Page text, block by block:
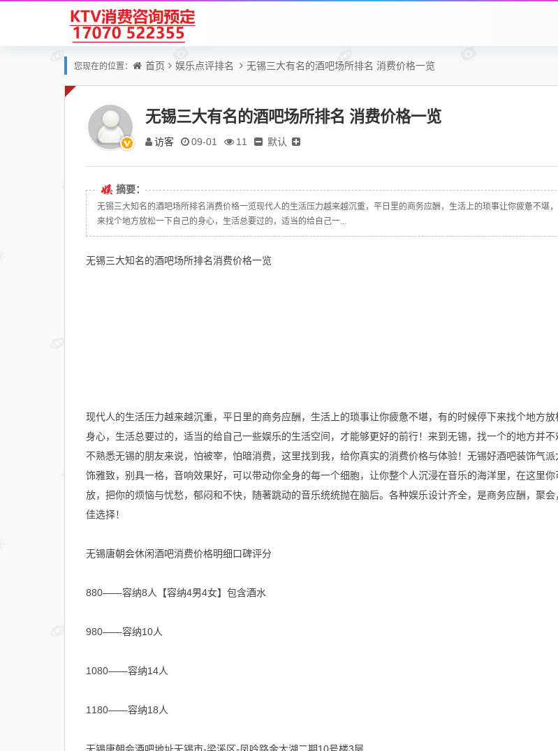
您现在的位置： 首页 娱乐点评排名 无锡三大有名的酒吧场所排名 消费价格一览
无锡三大有名的酒吧场所排名 消费价格一览
访客 09-01 11 默认
摘要：
无锡三大知名的酒吧场所排名消费价格一览现代人的生活压力越来越沉重，平日里的商务应酬，生活上的琐事让你疲惫不堪
来找个地方放松一下自己的身心，生活总要过的，适当的给自己一...
无锡三大知名的酒吧场所排名消费价格一览
现代人的生活压力越来越沉重，平日里的商务应酬，生活上的琐事让你疲惫不堪，有的时候停下来找个地方放
身心，生活总要过的，适当的给自己一些娱乐的生活空间，才能够更好的前行！来到无锡，找一个的地方并
不熟悉无锡的朋友来说，怕被宰，怕暗消费，这里找到我，给你真实的消费价格与体验！无锡好酒吧装饰气
饰雅致，别具一格，音响效果好，可以带动你全身的每一个细胞，让你整个人沉浸在音乐的海洋里，在这里
放，把你的烦恼与忧愁，郁闷和不快，随著跳动的音乐统统抛在脑后。各种娱乐设计齐全，是商务应酬，聚会
佳选择！
无锡唐朝会休闲酒吧消费价格明细口碑评分
880——容纳8人【容纳4男4女】包含酒水
980——容纳10人
1080——容纳14人
1180——容纳18人